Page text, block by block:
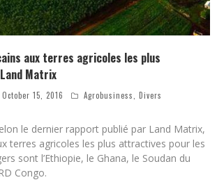
aux terres agricoles les plus
Matrix
October 15, 2016 Agrobusiness Divers
le dernier rapport publié par Land Matrix,
terres agricoles les plus attractives pour les
sont l’Ethiopie, le Ghana, le Soudan du
Congo.